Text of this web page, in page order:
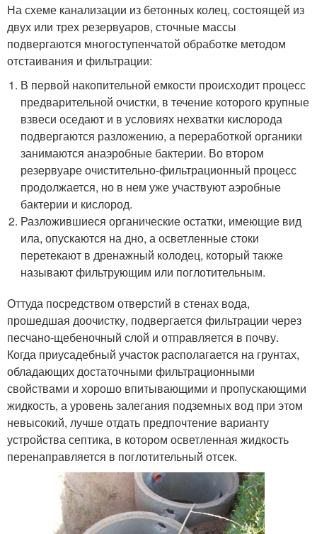
На схеме канализации из бетонных колец, состоящей из
двух или трех резервуаров, сточные массы
подвергаются многоступенчатой обработке методом
отстаивания и фильтрации:
В первой накопительной емкости происходит процесс
предварительной очистки, в течение которого крупные
взвеси оседают и в условиях нехватки кислорода
подвергаются разложению, а переработкой органики
занимаются анаэробные бактерии. Во втором
резервуаре очистительно-фильтрационный процесс
продолжается, но в нем уже участвуют аэробные
бактерии и кислород.
Разложившиеся органические остатки, имеющие вид
ила, опускаются на дно, а осветленные стоки
перетекают в дренажный колодец, который также
называют фильтрующим или поглотительным.
Оттуда посредством отверстий в стенах вода,
прошедшая доочистку, подвергается фильтрации через
песчано-щебеночный слой и отправляется в почву.
Когда приусадебный участок располагается на грунтах,
обладающих достаточными фильтрационными
свойствами и хорошо впитывающими и пропускающими
жидкость, а уровень залегания подземных вод при этом
невысокий, лучше отдать предпочтение варианту
устройства септика, в котором осветленная жидкость
перенаправляется в поглотительный отсек.